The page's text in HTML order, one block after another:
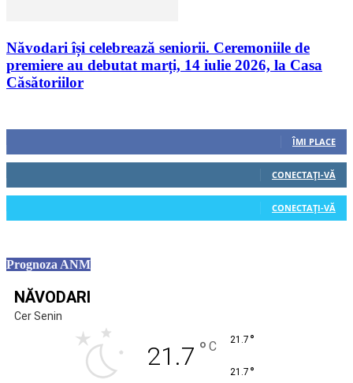
Năvodari își celebrează seniorii. Ceremoniile de
premiere au debutat marți, 14 iulie 2026, la Casa
Căsătoriilor
ÎMI PLACE
CONECTAȚI-VĂ
CONECTAȚI-VĂ
Prognoza ANM
NĂVODARI
Cer Senin
21.7 ° C 21.7 °
21.7 °